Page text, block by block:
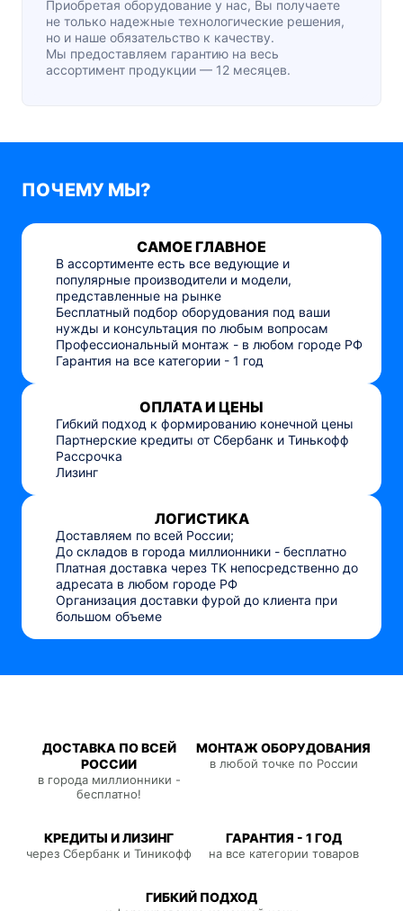
Приобретая оборудование у нас, Вы получаете
не только надежные технологические решения,
но и наше обязательство к качеству.
Мы предоставляем гарантию на весь
ассортимент продукции — 12 месяцев.
ПОЧЕМУ МЫ?
САМОЕ ГЛАВНОЕ
В ассортименте есть все ведующие и
популярные производители и модели,
представленные на рынке
Бесплатный подбор оборудования под ваши
нужды и консультация по любым вопросам
Профессиональный монтаж - в любом городе РФ
Гарантия на все категории - 1 год
ОПЛАТА И ЦЕНЫ
Гибкий подход к формированию конечной цены
Партнерские кредиты от Сбербанк и Тинькофф
Рассрочка
Лизинг
ЛОГИСТИКА
Доставляем по всей России;
До складов в города миллионники - бесплатно
Платная доставка через ТК непосредственно до
адресата в любом городе РФ
Организация доставки фурой до клиента при
большом объеме
ДОСТАВКА ПО ВСЕЙ
РОССИИ
в города миллионники -
бесплатно!
МОНТАЖ ОБОРУДОВАНИЯ
в любой точке по России
КРЕДИТЫ И ЛИЗИНГ
через Сбербанк и Тиникофф
ГАРАНТИЯ - 1 ГОД
на все категории товаров
ГИБКИЙ ПОДХОД